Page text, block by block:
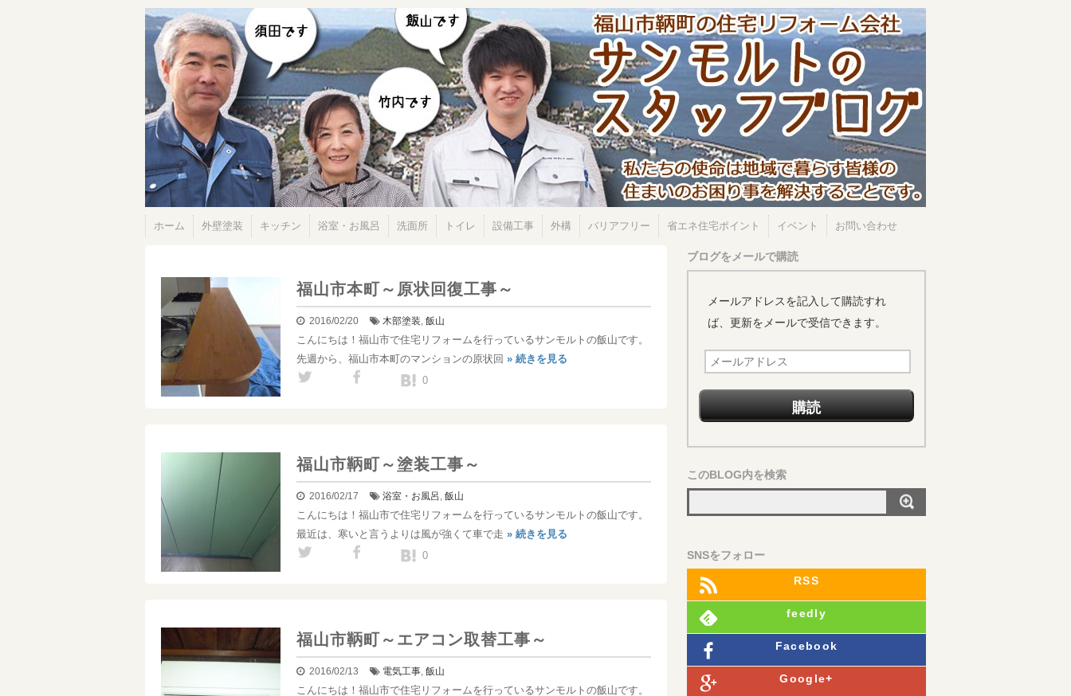
ホーム 外壁塗装 キッチン 浴室・お風呂 洗面所 トイレ 設備工事 外構 バリアフリー 省エネ住宅ポイント イベント お問い合わせ
福山市本町～原状回復工事～
2016/02/20 木部塗装,飯山
こんにちは！福山市で住宅リフォームを行っているサンモルトの飯山です。
先週から、福山市本町のマンションの原状回 » 続きを見る
0
福山市鞆町～塗装工事～
2016/02/17 浴室・お風呂,飯山
こんにちは！福山市で住宅リフォームを行っているサンモルトの飯山です。
最近は、寒いと言うよりは風が強くて車で走 » 続きを見る
0
福山市鞆町～エアコン取替工事～
2016/02/13 電気工事,飯山
こんにちは！福山市で住宅リフォームを行っているサンモルトの飯山です。
ブログをメールで購読
メールアドレスを記入して購読すれ
ば、更新をメールで受信できます。
ア
ド
レ
ス
このBLOG内を検索
SNSをフォロー
RSS
feedly
Facebook
Google+